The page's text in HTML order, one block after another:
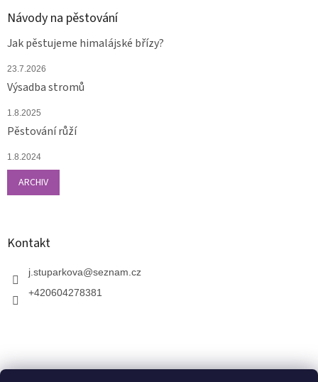
Návody na pěstování
Jak pěstujeme himalájské břízy?
23.7.2026
Výsadba stromů
1.8.2025
Pěstování růží
1.8.2024
ARCHIV
Kontakt
j.stuparkova@seznam.cz
+420604278381